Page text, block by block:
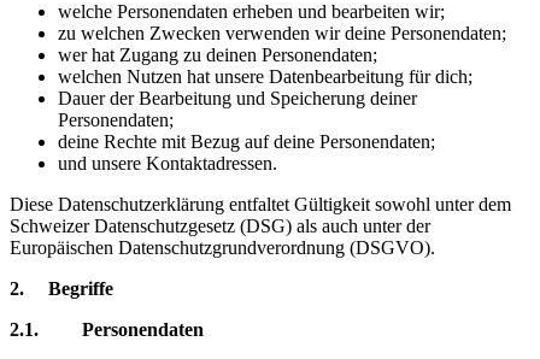
welche Personendaten erheben und bearbeiten wir;
zu welchen Zwecken verwenden wir deine Personendaten;
wer hat Zugang zu deinen Personendaten;
welchen Nutzen hat unsere Datenbearbeitung für dich;
Dauer der Bearbeitung und Speicherung deiner
Personendaten;
deine Rechte mit Bezug auf deine Personendaten;
und unsere Kontaktadressen.
Diese Datenschutzerklärung entfaltet Gültigkeit sowohl unter dem
Schweizer Datenschutzgesetz (DSG) als auch unter der
Europäischen Datenschutzgrundverordnung (DSGVO).
2. Begriffe
2.1. Personendaten